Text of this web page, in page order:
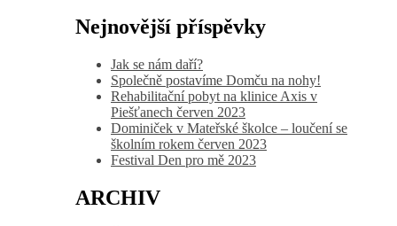
Nejnovější příspěvky
Jak se nám daří?
Společně postavíme Domču na nohy!
Rehabilitační pobyt na klinice Axis v
Piešťanech červen 2023
Dominiček v Mateřské školce – loučení se
školním rokem červen 2023
Festival Den pro mě 2023
ARCHIV